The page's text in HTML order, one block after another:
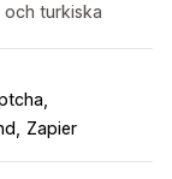
och turkiska
Zapier